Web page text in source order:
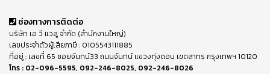
ช่องทางการติดต่อ
บริษัท เอ วี แวลู จำกัด (สำนักงานใหญ่)
เลขประจำตัวผู้เสียภาษี : 0105543111885
ที่อยู่ : เลขที่ 65 ซอยจันทน์33 ถนนจันทน์ แขวงทุ่งดอน เขตสาทร กรุงเทพฯ 10120
โทร : 02-096-5595, 092-246-8025, 092-246-8026